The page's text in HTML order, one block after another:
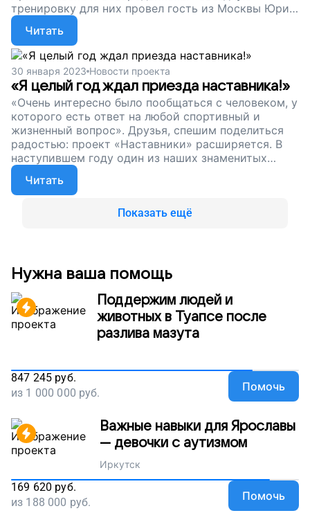
тренировку для них провел гость из Москвы Юрий
Комаров, бронзовый призер чемпионатов России,
игрок команды следж-хоккейного клуба «Белые
Медведи». Друзья, спасибо, что поддерживаете
наш проект. Давайте не будем останавливаться.
Пусть у юных спортсменов из самых отделенных
уголков России будут вдохновляющие наставники!
Читать
30 января 2023 Новости проекта
«Я целый год ждал приезда наставника!»
«Очень интересно было пообщаться с человеком, у
которого есть ответ на любой спортивный и
жизненный вопрос». Друзья, спешим поделиться
радостью: проект «Наставники» расширяется. В
наступившем году один из наших знаменитых
гостей впервые побывал в Казани и встретился с
юными хоккеистами из команды «Барс следж».
Это стало возможным благодаря вам, спасибо!
Сейчас наш сбор продолжается. Поддержите
вдохновляющие наставники!
Читать
Показать ещё
Нужна ваша помощь
Поддержим людей и
животных в Туапсе после
разлива мазута
847 245 руб.
из 1 000 000 руб. Помочь
Важные навыки для Ярославы
— девочки с аутизмом
Иркутск
169 620 руб.
из 188 000 руб. Помочь